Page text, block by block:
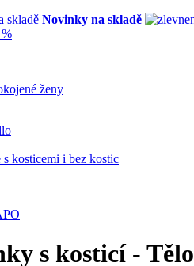
Novinky na skladě
ženy
s kosticemi i bez kostic
s kosticí - Tělo